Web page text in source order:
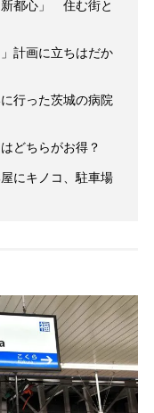
新都心」 住む街と
計画に立ちはだか
行った茨城の病院
どちらがお得？
にキノコ、駐車場